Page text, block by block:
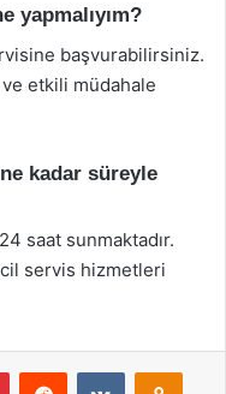
yapmalıyım?
başvurabilirsiniz.
etkili müdahale
kadar süreyle
saat sunmaktadır.
servis hizmetleri
PinterestReddit VKontakte